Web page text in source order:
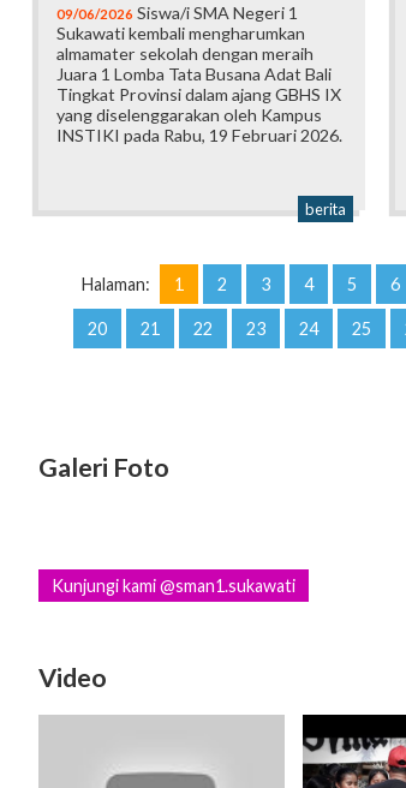
09/06/2026 Siswa/i SMA Negeri 1
Sukawati kembali mengharumkan
almamater sekolah dengan meraih
Juara 1 Lomba Tata Busana Adat Bali
Tingkat Provinsi dalam ajang GBHS IX
yang diselenggarakan oleh Kampus
INSTIKI pada Rabu, 19 Februari 2026.
berita
Halaman: 1 2 3 4 5 6
20 21 22 23 24 25
Galeri Foto
Kunjungi kami @sman1.sukawati
Video